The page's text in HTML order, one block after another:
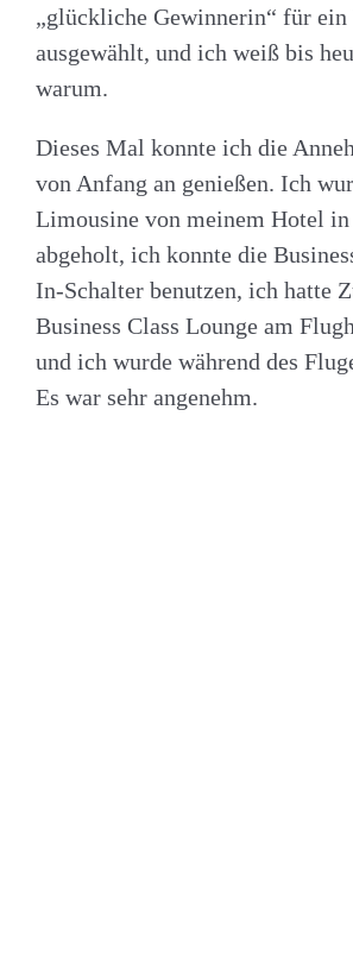
„glückliche Gewinnerin“ für ein
ausgewählt, und ich weiß bis
warum.
Dieses Mal konnte ich die
von Anfang an genießen. Ich
Limousine von meinem Hotel in
abgeholt, ich konnte die
In-Schalter benutzen, ich hatte
Business Class Lounge am
und ich wurde während des
Es war sehr angenehm.